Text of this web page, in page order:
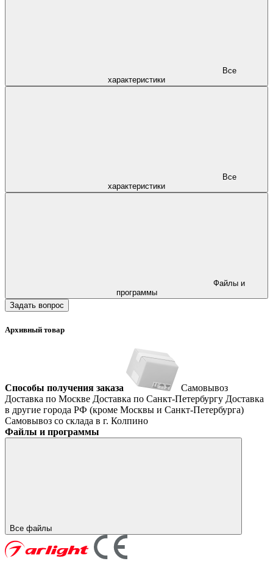
характеристики
характеристики
программы
Задать вопрос
Архивный товар
Способы получения заказа
Самовывоз
Доставка по Москве Доставка по Санкт-Петербургу Доставка
в другие города РФ (кроме Москвы и Санкт-Петербурга)
Самовывоз со склада в г. Колпино
Файлы и программы
Все файлы